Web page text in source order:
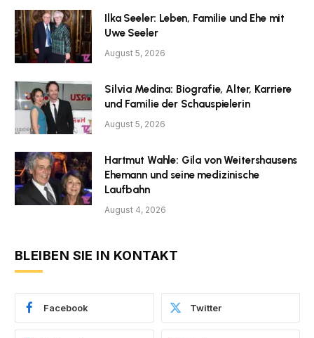
Ilka Seeler: Leben, Familie und Ehe mit
Uwe Seeler
August 5, 2026
Silvia Medina: Biografie, Alter, Karriere
und Familie der Schauspielerin
August 5, 2026
Hartmut Wahle: Gila von Weitershausens
Ehemann und seine medizinische
Laufbahn
August 4, 2026
BLEIBEN SIE IN KONTAKT
Facebook Twitter